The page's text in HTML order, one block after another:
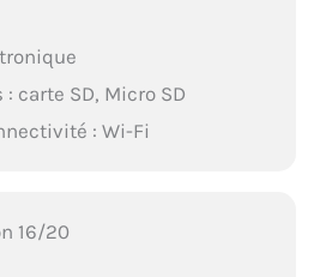
carte SD, Micro SD
: Wi-Fi
16/20